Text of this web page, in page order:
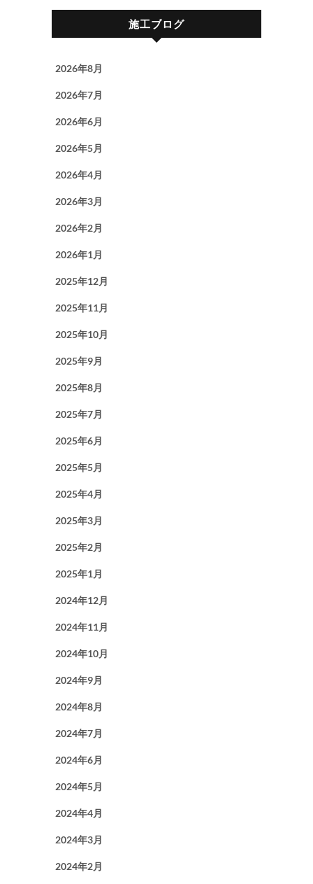
施工ブログ
2026年8月
2026年7月
2026年6月
2026年5月
2026年4月
2026年3月
2026年2月
2026年1月
2025年12月
2025年11月
2025年10月
2025年9月
2025年8月
2025年7月
2025年6月
2025年5月
2025年4月
2025年3月
2025年2月
2025年1月
2024年12月
2024年11月
2024年10月
2024年9月
2024年8月
2024年7月
2024年6月
2024年5月
2024年4月
2024年3月
2024年2月